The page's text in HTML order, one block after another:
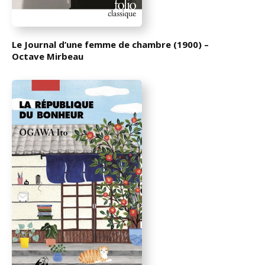
Le Journal d’une femme de chambre (1900) –
Octave Mirbeau